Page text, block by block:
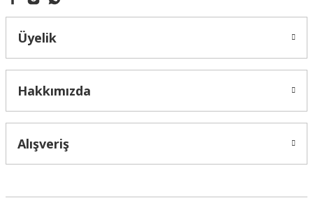
Üyelik
Hakkımızda
Alışveriş